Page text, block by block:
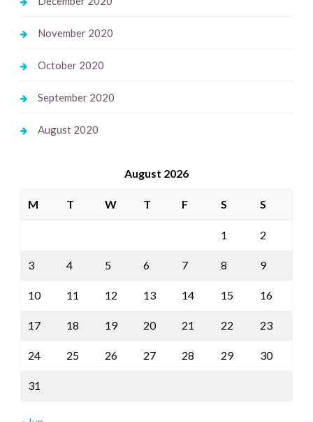
November 2020
October 2020
September 2020
August 2020
August 2026
M T W T F S S
1 2
3 4 5 6 7 8 9
10 11 12 13 14 15 16
17 18 19 20 21 22 23
24 25 26 27 28 29 30
31